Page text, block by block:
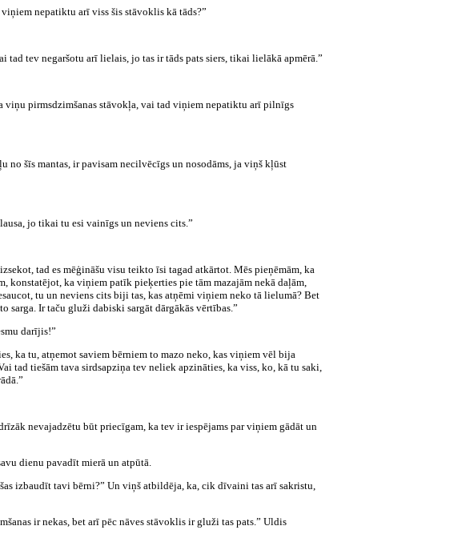
nepatiktu arī viss šis stāvoklis kā tāds?”
tev negaršotu arī lielais, jo tas ir tāds pats siers, tikai lielākā apmērā.”
pirmsdzimšanas stāvokļa, vai tad viņiem nepatiktu arī pilnīgs
no šīs mantas, ir pavisam necilvēcīgs un nosodāms, ja viņš kļūst
jo tikai tu esi vainīgs un neviens cits.”
tad es mēģināšu visu teikto īsi tagad atkārtot. Mēs pieņēmām, ka
konstatējot, ka viņiem patīk pieķerties pie tām mazajām nekā daļām,
tu un neviens cits biji tas, kas atņēmi viņiem neko tā lielumā? Bet
Ir taču gluži dabiski sargāt dārgākās vērtības.”
darījis!”
ka tu, atņemot saviem bērniem to mazo neko, kas viņiem vēl bija
tad tiešām tava sirdsapziņa tev neliek apzināties, ka viss, ko, kā tu saki,
nevajadzētu būt priecīgam, ka tev ir iespējams par viņiem gādāt un
dienu pavadīt mierā un atpūtā.
izbaudīt tavi bērni?” Un viņš atbildēja, ka, cik dīvaini tas arī sakristu,
ir nekas, bet arī pēc nāves stāvoklis ir gluži tas pats.” Uldis